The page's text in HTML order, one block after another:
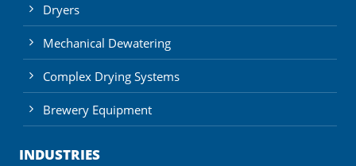
Dryers
Mechanical Dewatering
Complex Drying Systems
Brewery Equipment
INDUSTRIES